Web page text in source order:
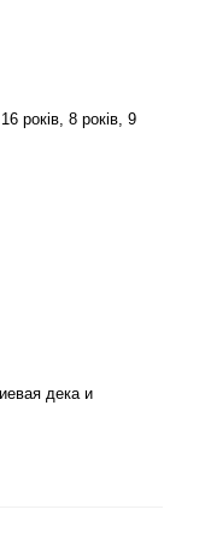
років, 8 років, 9
дека и